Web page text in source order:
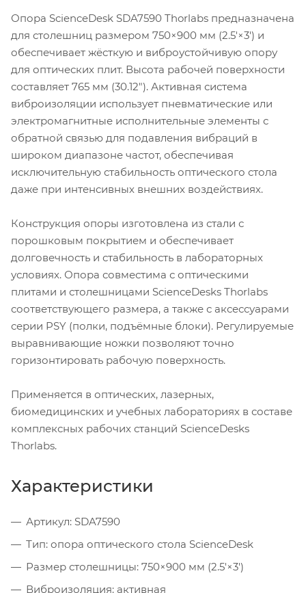
Опора ScienceDesk SDA7590 Thorlabs предназначена
для столешниц размером 750×900 мм (2.5'×3') и
обеспечивает жёсткую и виброустойчивую опору
для оптических плит. Высота рабочей поверхности
составляет 765 мм (30.12"). Активная система
виброизоляции использует пневматические или
электромагнитные исполнительные элементы с
обратной связью для подавления вибраций в
широком диапазоне частот, обеспечивая
исключительную стабильность оптического стола
даже при интенсивных внешних воздействиях.
Конструкция опоры изготовлена из стали с
порошковым покрытием и обеспечивает
долговечность и стабильность в лабораторных
условиях. Опора совместима с оптическими
плитами и столешницами ScienceDesks Thorlabs
соответствующего размера, а также с аксессуарами
серии PSY (полки, подъёмные блоки). Регулируемые
выравнивающие ножки позволяют точно
горизонтировать рабочую поверхность.
Применяется в оптических, лазерных,
биомедицинских и учебных лабораториях в составе
комплексных рабочих станций ScienceDesks
Thorlabs.
Характеристики
Артикул: SDA7590
Тип: опора оптического стола ScienceDesk
Размер столешницы: 750×900 мм (2.5'×3')
Виброизоляция: активная